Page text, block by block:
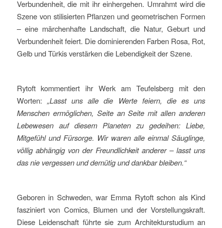
Verbundenheit, die mit ihr einhergehen. Umrahmt wird die
Szene von stilisierten Pflanzen und geometrischen Formen
– eine märchenhafte Landschaft, die Natur, Geburt und
Verbundenheit feiert. Die dominierenden Farben Rosa, Rot,
Gelb und Türkis verstärken die Lebendigkeit der Szene.
Rytoft kommentiert ihr Werk am Teufelsberg mit den
Worten: „Lasst uns alle die Werte feiern, die es uns
Menschen ermöglichen, Seite an Seite mit allen anderen
Lebewesen auf diesem Planeten zu gedeihen: Liebe,
Mitgefühl und Fürsorge. Wir waren alle einmal Säuglinge,
völlig abhängig von der Freundlichkeit anderer – lasst uns
das nie vergessen und demütig und dankbar bleiben.“
Geboren in Schweden, war Emma Rytoft schon als Kind
fasziniert von Comics, Blumen und der Vorstellungskraft.
Diese Leidenschaft führte sie zum Architekturstudium an